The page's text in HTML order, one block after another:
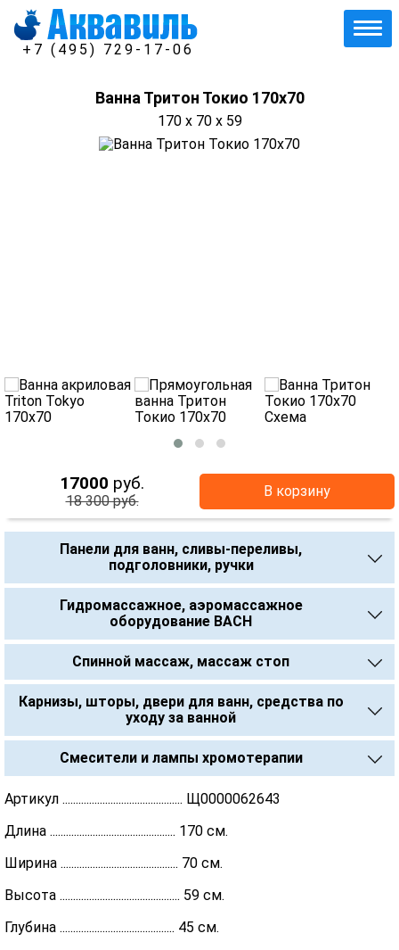
+7 (495) 729-17-06
Ванна Тритон Токио 170х70
170 x 70 x 59
17000 руб.
18 300 руб.
В корзину
Панели для ванн, сливы-переливы,
подголовники, ручки
Гидромассажное, аэромассажное
оборудование BACH
Спинной массаж, массаж стоп
Карнизы, шторы, двери для ванн, средства по
уходу за ванной
Смесители и лампы хромотерапии
Артикул ............................................. Щ0000062643
Длина ............................................... 170 см.
Ширина ............................................ 70 см.
Высота ............................................. 59 см.
Глубина ........................................... 45 см.